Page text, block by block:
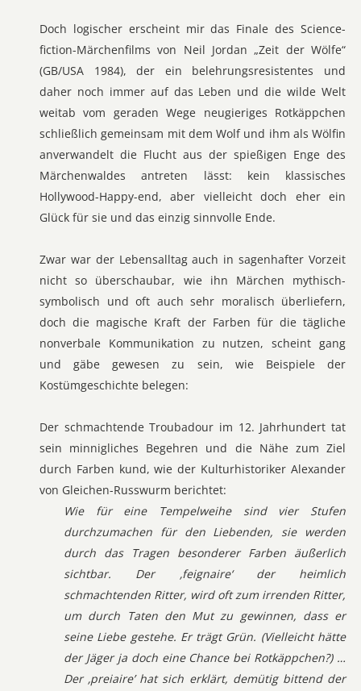
Doch logischer erscheint mir das Finale des Science-
fiction-Märchenfilms von Neil Jordan „Zeit der Wölfe“
(GB/USA 1984), der ein belehrungsresistentes und
daher noch immer auf das Leben und die wilde Welt
weitab vom geraden Wege neugieriges Rotkäppchen
schließlich gemeinsam mit dem Wolf und ihm als Wölfin
anverwandelt die Flucht aus der spießigen Enge des
Märchenwaldes antreten lässt: kein klassisches
Hollywood-Happy-end, aber vielleicht doch eher ein
Glück für sie und das einzig sinnvolle Ende.
Zwar war der Lebensalltag auch in sagenhafter Vorzeit
nicht so überschaubar, wie ihn Märchen mythisch-
symbolisch und oft auch sehr moralisch überliefern,
doch die magische Kraft der Farben für die tägliche
nonverbale Kommunikation zu nutzen, scheint gang
und gäbe gewesen zu sein, wie Beispiele der
Kostümgeschichte belegen:
Der schmachtende Troubadour im 12. Jahrhundert tat
sein minnigliches Begehren und die Nähe zum Ziel
durch Farben kund, wie der Kulturhistoriker Alexander
von Gleichen-Russwurm berichtet:
Wie für eine Tempelweihe sind vier Stufen
durchzumachen für den Liebenden, sie werden
durch das Tragen besonderer Farben äußerlich
sichtbar. Der ‚feignaire‘ der heimlich
schmachtenden Ritter, wird oft zum irrenden Ritter,
um durch Taten den Mut zu gewinnen, dass er
seine Liebe gestehe. Er trägt Grün. (Vielleicht hätte
der Jäger ja doch eine Chance bei Rotkäppchen?) …
Der ‚preiaire’ hat sich erklärt, demütig bittend der